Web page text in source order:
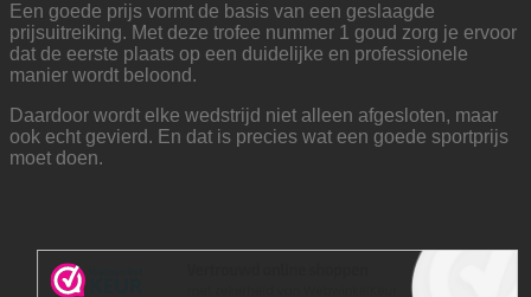
Een goede prijs vormt de basis van een geslaagde
prijsuitreiking. Met deze trofee nummer 1 goud zorg je ervoor
dat de eerste plaats op een duidelijke en professionele
manier wordt beloond.
Daardoor wordt elke wedstrijd niet alleen afgesloten, maar
ook echt gevierd. En dat is precies wat een goede sportprijs
moet doen.